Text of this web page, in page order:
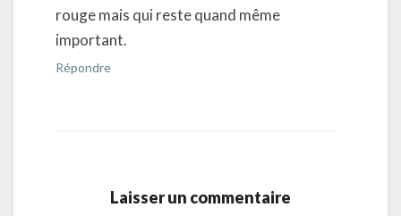
rouge mais qui reste quand même
important.
Répondre
Laisser un commentaire